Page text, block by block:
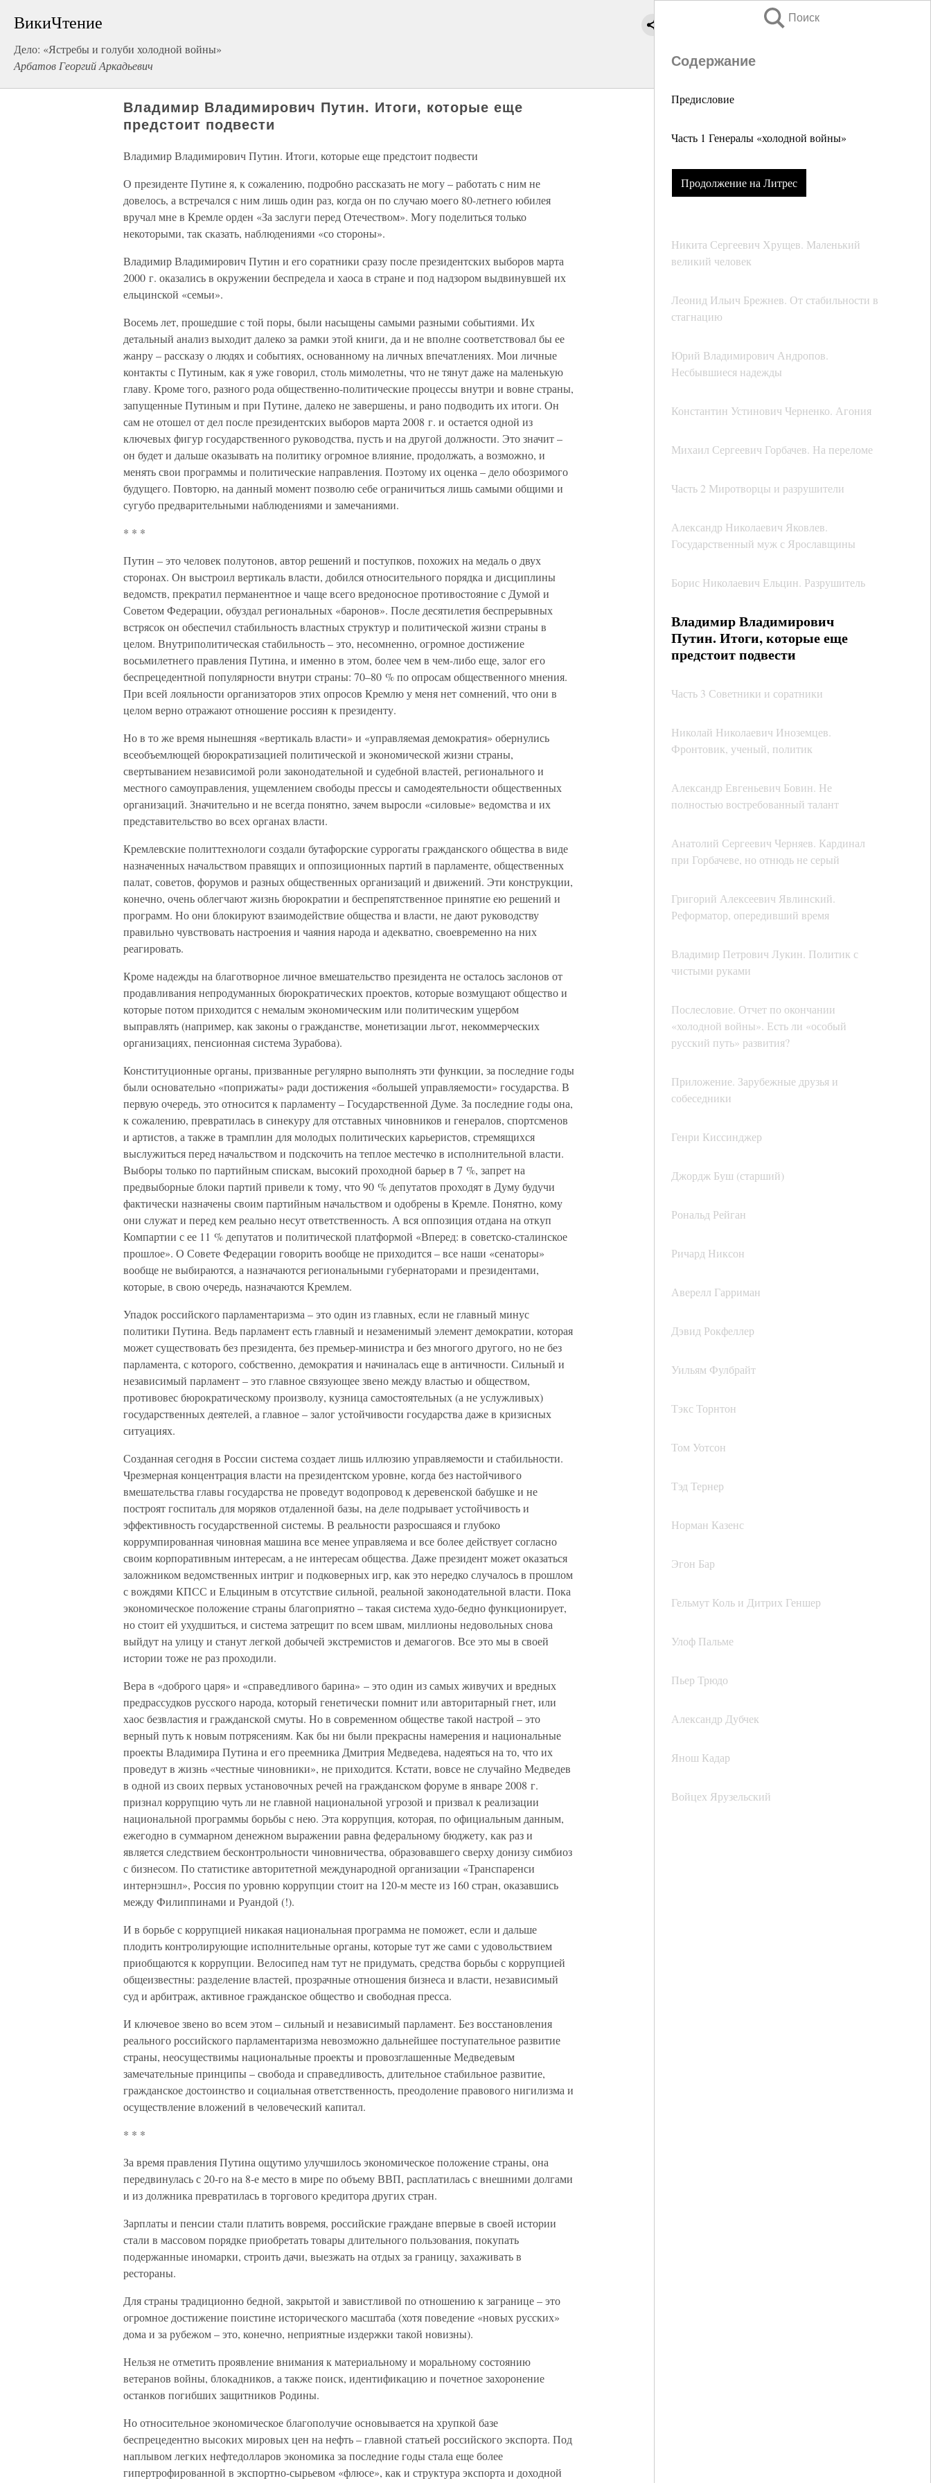
ВикиЧтение
Дело: «Ястребы и голуби холодной войны»
Арбатов Георгий Аркадьевич
Поиск
Содержание
Предисловие
Часть 1 Генералы «холодной войны»
Продолжение на Литрес
Никита Сергеевич Хрущев. Маленький
великий человек
Леонид Ильич Брежнев. От стабильности в
стагнацию
Юрий Владимирович Андропов.
Несбывшиеся надежды
Константин Устинович Черненко. Агония
Михаил Сергеевич Горбачев. На переломе
Часть 2 Миротворцы и разрушители
Александр Николаевич Яковлев.
Государственный муж с Ярославщины
Борис Николаевич Ельцин. Разрушитель
Владимир Владимирович
Путин. Итоги, которые еще
предстоит подвести
Часть 3 Советники и соратники
Николай Николаевич Иноземцев.
Фронтовик, ученый, политик
Александр Евгеньевич Бовин. Не
полностью востребованный талант
Анатолий Сергеевич Черняев. Кардинал
при Горбачеве, но отнюдь не серый
Григорий Алексеевич Явлинский.
Реформатор, опередивший время
Владимир Петрович Лукин. Политик с
чистыми руками
Послесловие. Отчет по окончании
«холодной войны». Есть ли «особый
русский путь» развития?
Приложение. Зарубежные друзья и
собеседники
Генри Киссинджер
Джордж Буш (старший)
Рональд Рейган
Ричард Никсон
Аверелл Гарриман
Дэвид Рокфеллер
Уильям Фулбрайт
Тэкс Торнтон
Том Уотсон
Тэд Тернер
Норман Казенс
Эгон Бар
Гельмут Коль и Дитрих Геншер
Улоф Пальме
Пьер Трюдо
Александр Дубчек
Янош Кадар
Войцех Ярузельский
Владимир Владимирович Путин. Итоги, которые еще
предстоит подвести
Владимир Владимирович Путин. Итоги, которые еще предстоит подвести
О президенте Путине я, к сожалению, подробно рассказать не могу – работать с ним не
довелось, а встречался с ним лишь один раз, когда он по случаю моего 80-летнего юбилея
вручал мне в Кремле орден «За заслуги перед Отечеством». Могу поделиться только
некоторыми, так сказать, наблюдениями «со стороны».
Владимир Владимирович Путин и его соратники сразу после президентских выборов марта
2000 г. оказались в окружении беспредела и хаоса в стране и под надзором выдвинувшей их
ельцинской «семьи».
Восемь лет, прошедшие с той поры, были насыщены самыми разными событиями. Их
детальный анализ выходит далеко за рамки этой книги, да и не вполне соответствовал бы ее
жанру – рассказу о людях и событиях, основанному на личных впечатлениях. Мои личные
контакты с Путиным, как я уже говорил, столь мимолетны, что не тянут даже на маленькую
главу. Кроме того, разного рода общественно-политические процессы внутри и вовне страны,
запущенные Путиным и при Путине, далеко не завершены, и рано подводить их итоги. Он
сам не отошел от дел после президентских выборов марта 2008 г. и остается одной из
ключевых фигур государственного руководства, пусть и на другой должности. Это значит –
он будет и дальше оказывать на политику огромное влияние, продолжать, а возможно, и
менять свои программы и политические направления. Поэтому их оценка – дело обозримого
будущего. Повторю, на данный момент позволю себе ограничиться лишь самыми общими и
сугубо предварительными наблюдениями и замечаниями.
* * *
Путин – это человек полутонов, автор решений и поступков, похожих на медаль о двух
сторонах. Он выстроил вертикаль власти, добился относительного порядка и дисциплины
ведомств, прекратил перманентное и чаще всего вредоносное противостояние с Думой и
Советом Федерации, обуздал региональных «баронов». После десятилетия беспрерывных
встрясок он обеспечил стабильность властных структур и политической жизни страны в
целом. Внутриполитическая стабильность – это, несомненно, огромное достижение
восьмилетнего правления Путина, и именно в этом, более чем в чем-либо еще, залог его
беспрецедентной популярности внутри страны: 70–80 % по опросам общественного мнения.
При всей лояльности организаторов этих опросов Кремлю у меня нет сомнений, что они в
целом верно отражают отношение россиян к президенту.
Но в то же время нынешняя «вертикаль власти» и «управляемая демократия» обернулись
всеобъемлющей бюрократизацией политической и экономической жизни страны,
свертыванием независимой роли законодательной и судебной властей, регионального и
местного самоуправления, ущемлением свободы прессы и самодеятельности общественных
организаций. Значительно и не всегда понятно, зачем выросли «силовые» ведомства и их
представительство во всех органах власти.
Кремлевские политтехнологи создали бутафорские суррогаты гражданского общества в виде
назначенных начальством правящих и оппозиционных партий в парламенте, общественных
палат, советов, форумов и разных общественных организаций и движений. Эти конструкции,
конечно, очень облегчают жизнь бюрократии и беспрепятственное принятие ею решений и
программ. Но они блокируют взаимодействие общества и власти, не дают руководству
правильно чувствовать настроения и чаяния народа и адекватно, своевременно на них
реагировать.
Кроме надежды на благотворное личное вмешательство президента не осталось заслонов от
продавливания непродуманных бюрократических проектов, которые возмущают общество и
которые потом приходится с немалым экономическим или политическим ущербом
выправлять (например, как законы о гражданстве, монетизации льгот, некоммерческих
организациях, пенсионная система Зурабова).
Конституционные органы, призванные регулярно выполнять эти функции, за последние годы
были основательно «поприжаты» ради достижения «большей управляемости» государства. В
первую очередь, это относится к парламенту – Государственной Думе. За последние годы она,
к сожалению, превратилась в синекуру для отставных чиновников и генералов, спортсменов
и артистов, а также в трамплин для молодых политических карьеристов, стремящихся
выслужиться перед начальством и подскочить на теплое местечко в исполнительной власти.
Выборы только по партийным спискам, высокий проходной барьер в 7 %, запрет на
предвыборные блоки партий привели к тому, что 90 % депутатов проходят в Думу будучи
фактически назначены своим партийным начальством и одобрены в Кремле. Понятно, кому
они служат и перед кем реально несут ответственность. А вся оппозиция отдана на откуп
Компартии с ее 11 % депутатов и политической платформой «Вперед: в советско-сталинское
прошлое». О Совете Федерации говорить вообще не приходится – все наши «сенаторы»
вообще не выбираются, а назначаются региональными губернаторами и президентами,
которые, в свою очередь, назначаются Кремлем.
Упадок российского парламентаризма – это один из главных, если не главный минус
политики Путина. Ведь парламент есть главный и незаменимый элемент демократии, которая
может существовать без президента, без премьер-министра и без многого другого, но не без
парламента, с которого, собственно, демократия и начиналась еще в античности. Сильный и
независимый парламент – это главное связующее звено между властью и обществом,
противовес бюрократическому произволу, кузница самостоятельных (а не услужливых)
государственных деятелей, а главное – залог устойчивости государства даже в кризисных
ситуациях.
Созданная сегодня в России система создает лишь иллюзию управляемости и стабильности.
Чрезмерная концентрация власти на президентском уровне, когда без настойчивого
вмешательства главы государства не проведут водопровод к деревенской бабушке и не
построят госпиталь для моряков отдаленной базы, на деле подрывает устойчивость и
эффективность государственной системы. В реальности разросшаяся и глубоко
коррумпированная чиновная машина все менее управляема и все более действует согласно
своим корпоративным интересам, а не интересам общества. Даже президент может оказаться
заложником ведомственных интриг и подковерных игр, как это нередко случалось в прошлом
с вождями КПСС и Ельциным в отсутствие сильной, реальной законодательной власти. Пока
экономическое положение страны благоприятно – такая система худо-бедно функционирует,
но стоит ей ухудшиться, и система затрещит по всем швам, миллионы недовольных снова
выйдут на улицу и станут легкой добычей экстремистов и демагогов. Все это мы в своей
истории тоже не раз проходили.
Вера в «доброго царя» и «справедливого барина» – это один из самых живучих и вредных
предрассудков русского народа, который генетически помнит или авторитарный гнет, или
хаос безвластия и гражданской смуты. Но в современном обществе такой настрой – это
верный путь к новым потрясениям. Как бы ни были прекрасны намерения и национальные
проекты Владимира Путина и его преемника Дмитрия Медведева, надеяться на то, что их
проведут в жизнь «честные чиновники», не приходится. Кстати, вовсе не случайно Медведев
в одной из своих первых установочных речей на гражданском форуме в январе 2008 г.
признал коррупцию чуть ли не главной национальной угрозой и призвал к реализации
национальной программы борьбы с нею. Эта коррупция, которая, по официальным данным,
ежегодно в суммарном денежном выражении равна федеральному бюджету, как раз и
является следствием бесконтрольности чиновничества, образовавшего сверху донизу симбиоз
с бизнесом. По статистике авторитетной международной организации «Транспаренси
интернэшнл», Россия по уровню коррупции стоит на 120-м месте из 160 стран, оказавшись
между Филиппинами и Руандой (!).
И в борьбе с коррупцией никакая национальная программа не поможет, если и дальше
плодить контролирующие исполнительные органы, которые тут же сами с удовольствием
приобщаются к коррупции. Велосипед нам тут не придумать, средства борьбы с коррупцией
общеизвестны: разделение властей, прозрачные отношения бизнеса и власти, независимый
суд и арбитраж, активное гражданское общество и свободная пресса.
И ключевое звено во всем этом – сильный и независимый парламент. Без восстановления
реального российского парламентаризма невозможно дальнейшее поступательное развитие
страны, неосуществимы национальные проекты и провозглашенные Медведевым
замечательные принципы – свобода и справедливость, длительное стабильное развитие,
гражданское достоинство и социальная ответственность, преодоление правового нигилизма и
осуществление вложений в человеческий капитал.
* * *
За время правления Путина ощутимо улучшилось экономическое положение страны, она
передвинулась с 20-го на 8-е место в мире по объему ВВП, расплатилась с внешними долгами
и из должника превратилась в торгового кредитора других стран.
Зарплаты и пенсии стали платить вовремя, российские граждане впервые в своей истории
стали в массовом порядке приобретать товары длительного пользования, покупать
подержанные иномарки, строить дачи, выезжать на отдых за границу, захаживать в
рестораны.
Для страны традиционно бедной, закрытой и завистливой по отношению к загранице – это
огромное достижение поистине исторического масштаба (хотя поведение «новых русских»
дома и за рубежом – это, конечно, неприятные издержки такой новизны).
Нельзя не отметить проявление внимания к материальному и моральному состоянию
ветеранов войны, блокадников, а также поиск, идентификацию и почетное захоронение
останков погибших защитников Родины.
Но относительное экономическое благополучие основывается на хрупкой базе
беспрецедентно высоких мировых цен на нефть – главной статьей российского экспорта. Под
наплывом легких нефтедолларов экономика за последние годы стала еще более
гипертрофированной в экспортно-сырьевом «флюсе», как и структура экспорта и доходной